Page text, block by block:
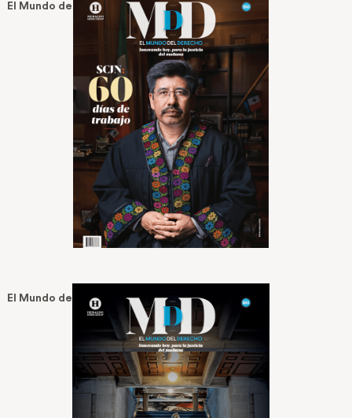
El Mundo del Derecho No. 9 — Noviembre 2025
El Mundo del Derecho No 8 — Jun 18, 2025